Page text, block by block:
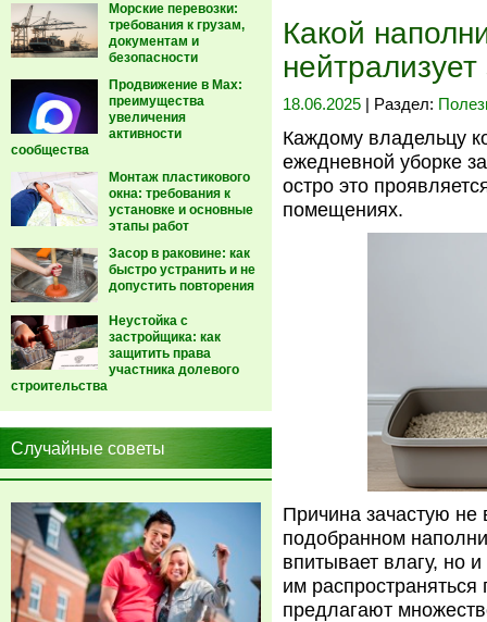
Морские перевозки:
требования к грузам,
документам и
безопасности
Продвижение в Max:
преимущества
увеличения
активности
сообщества
Монтаж пластикового
окна: требования к
установке и основные
этапы работ
Засор в раковине: как
быстро устранить и не
допустить повторения
Неустойка с
застройщика: как
защитить права
участника долевого
строительства
Случайные советы
Какой
нейтрализует
18.06.2025 | Раздел:
Каждому владельцу
ежедневной уборке
остро это
помещениях.
Причина зачастую не
подобранном
впитывает влагу, но
им
предлагают